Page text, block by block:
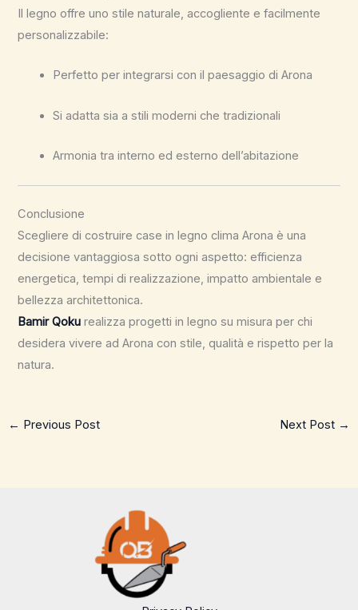
Il legno offre uno stile naturale, accogliente e facilmente
personalizzabile:
Perfetto per integrarsi con il paesaggio di Arona
Si adatta sia a stili moderni che tradizionali
Armonia tra interno ed esterno dell’abitazione
Conclusione
Scegliere di costruire case in legno clima Arona è una
decisione vantaggiosa sotto ogni aspetto: efficienza
energetica, tempi di realizzazione, impatto ambientale e
bellezza architettonica.
Bamir Qoku realizza progetti in legno su misura per chi
desidera vivere ad Arona con stile, qualità e rispetto per la
natura.
← Previous Post Next Post →